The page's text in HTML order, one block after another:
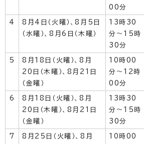
00分
4
8月4日（火曜）、8月5日
（水曜）、8月6日（木曜）
13時30
分～15時
30分
5
8月18日（火曜）、8月
20日（木曜）、8月21日
（金曜）
10時00
分～12時
00分
6
8月18日（火曜）、8月
20日（木曜）、8月21日
（金曜）
13時30
分～15時
30分
7
8月25日（火曜）、8月
10時00